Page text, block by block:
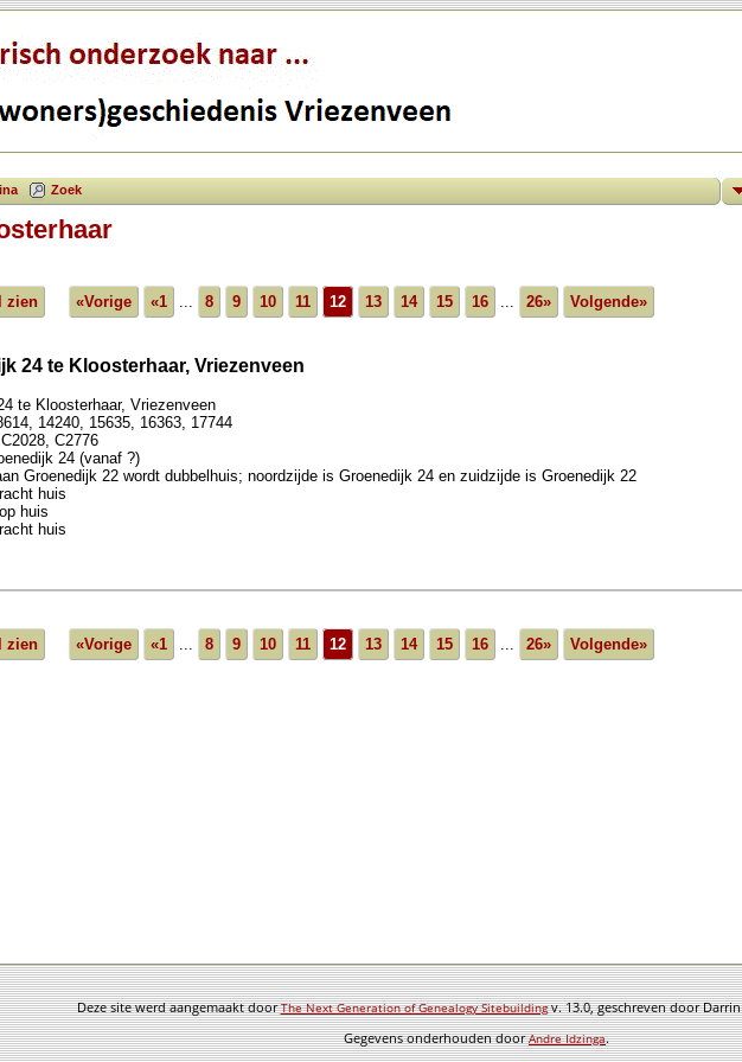
Zoek
zien «Vorige «1 ... 8 9 10 11 12 13 14 15 16 ... 26» Volgende»
24 te Kloosterhaar, Vriezenveen
te Kloosterhaar, Vriezenveen
14240, 15635, 16363, 17744
C2776
24 (vanaf ?)
Groenedijk 22 wordt dubbelhuis; noordzijde is Groenedijk 24 en zuidzijde is Groenedijk 22
huis
huis
huis
zien «Vorige «1 ... 8 9 10 11 12 13 14 15 16 ... 26» Volgende»
Deze site werd aangemaakt doorThe Next Generation of Genealogy Sitebuildingv. 13.0, geschreven door
Gegevens onderhouden doorAndre Idzinga.